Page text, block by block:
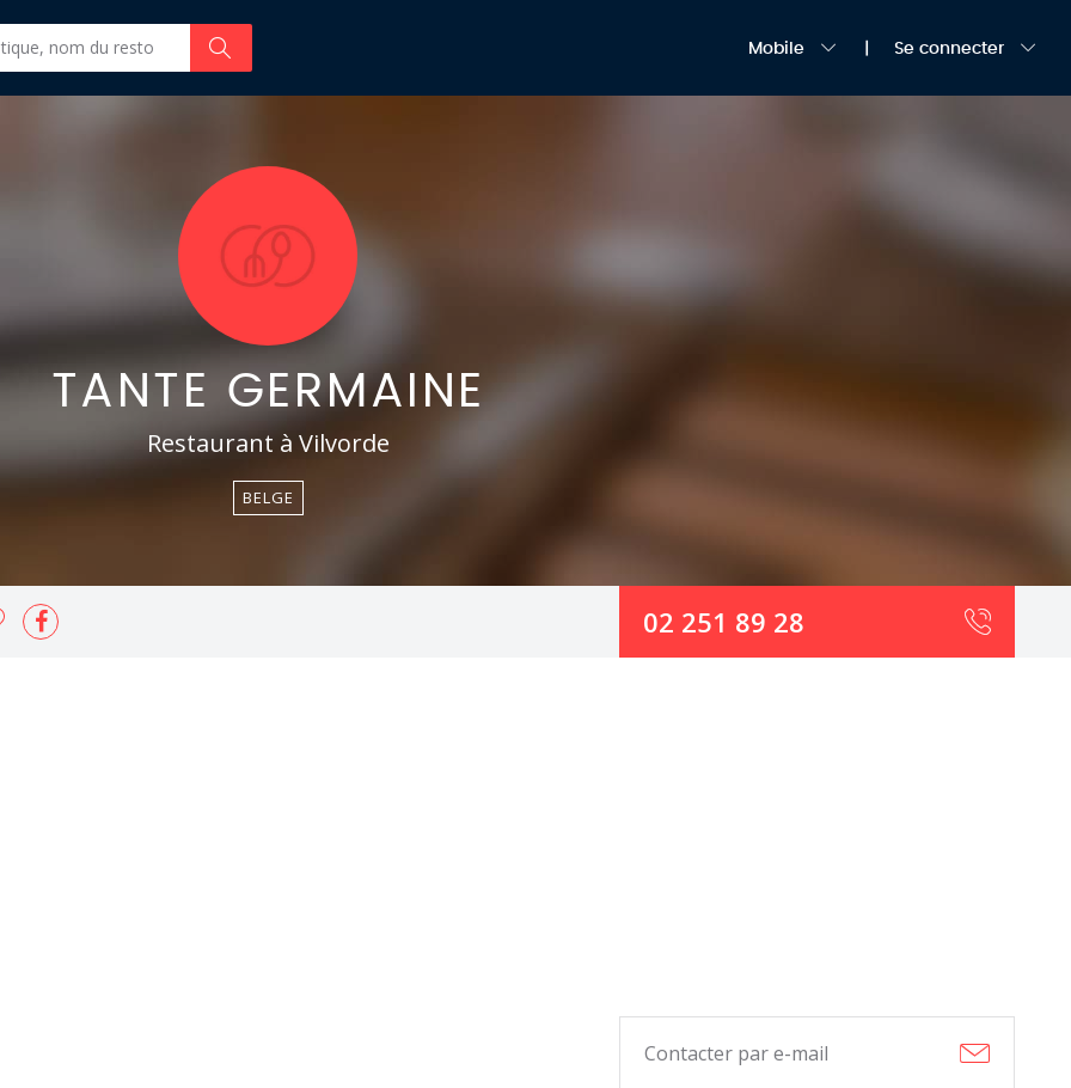
Mobile Se connecter
TANTE GERMAINE
Restaurant à Vilvorde
BELGE
02 251 89 28
Contacter par e-mail